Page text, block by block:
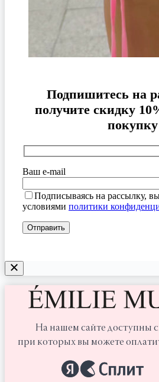
Подпишитесь на
получите скидку
покупку
Ваш e-mail
Подписываясь на рассылку,
условиями политики
На нашем сайте доступны
при которых вы можете